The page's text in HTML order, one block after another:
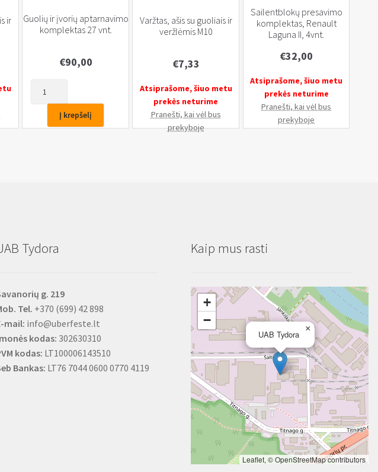
ir
Guolių ir įvorių aptarnavimo
komplektas 27 vnt.
€90,00
Į krepšelį
Varžtas, ašis su guoliais ir
veržlėmis M10
€7,33
Atsiprašome, šiuo metu
prekės neturime
Pranešti, kai vėl bus
prekyboje
Sailentblokų presavimo
komplektas, Renault
Laguna II, 4vnt.
€32,00
Atsiprašome, šiuo metu
prekės neturime
Pranešti, kai vėl bus
prekyboje
Tydora
g. 219
Tel. +370 (699) 42 898
mail: info@uberfeste.lt
kodas: 302630310
kodas: LT100006143510
Bankas: LT76 7044 0600 0770 4119
Kaip mus rasti
UAB Tydora
×
+
−
Leaflet, ©OpenStreetMapcontributors